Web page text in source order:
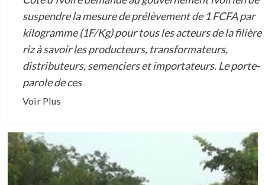
suspendre la mesure de prélèvement de 1 FCFA par
kilogramme (1F/Kg) pour tous les acteurs de la filière
riz à savoir les producteurs, transformateurs,
distributeurs, semenciers et importateurs. Le porte-
parole de ces
Voir PlusEn
plus
sur
COTISATION
PROFESSIONNELLE/PRELEVEMENT